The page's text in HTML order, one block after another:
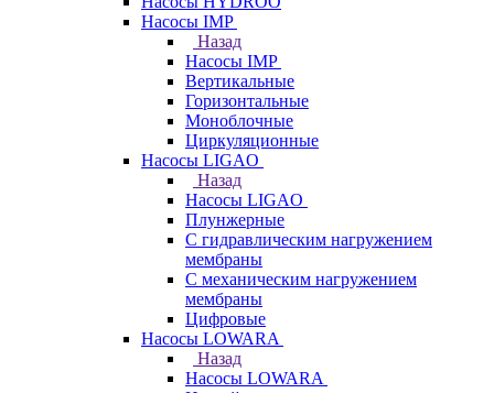
Насосы IMP
Назад
Насосы IMP
Вертикальные
Горизонтальные
Моноблочные
Циркуляционные
Насосы LIGAO
Назад
Насосы LIGAO
Плунжерные
С гидравлическим нагружением
мембраны
С механическим нагружением
мембраны
Цифровые
Насосы LOWARA
Назад
Насосы LOWARA